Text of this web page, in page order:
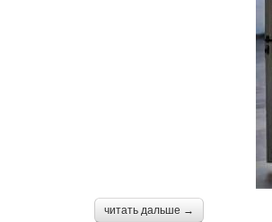
читать дальше →